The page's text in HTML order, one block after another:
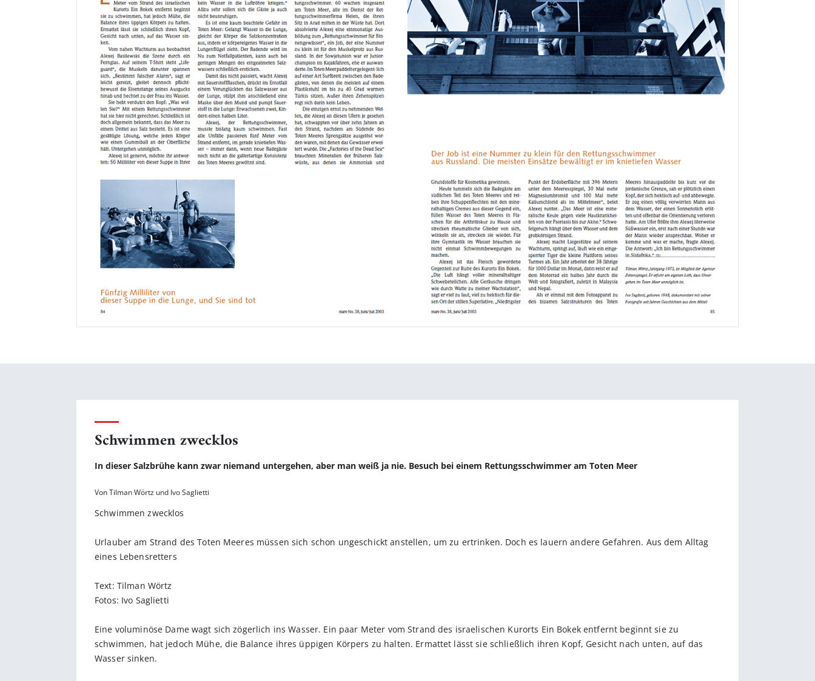
Schwimmen zwecklos
In dieser Salzbrühe kann zwar niemand untergehen, aber man weiß ja nie. Besuch bei einem Rettungsschwimmer am Toten Meer
Von Tilman Wörtz und Ivo Saglietti
Schwimmen zwecklos
Urlauber am Strand des Toten Meeres müssen sich schon ungeschickt anstellen, um zu ertrinken. Doch es lauern andere Gefahren. Aus dem Alltag
eines Lebensretters
Text: Tilman Wörtz
Fotos: Ivo Saglietti
Eine voluminöse Dame wagt sich zögerlich ins Wasser. Ein paar Meter vom Strand des israelischen Kurorts Ein Bokek entfernt beginnt sie zu
schwimmen, hat jedoch Mühe, die Balance ihres üppigen Körpers zu halten. Ermattet lässt sie schließlich ihren Kopf, Gesicht nach unten, auf das
Wasser sinken.